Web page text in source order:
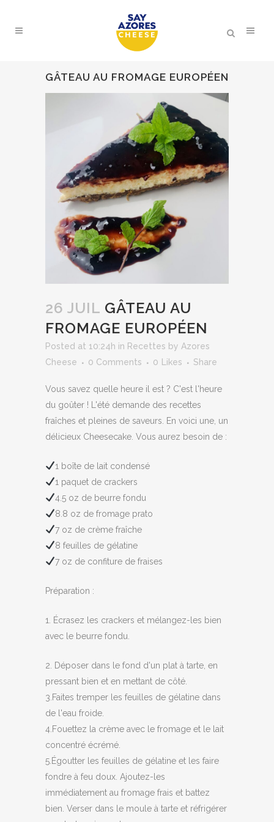
GÂTEAU AU FROMAGE EUROPÉEN
26 JUIL GÂTEAU AU
FROMAGE EUROPÉEN
Posted at 10:24h in Recettes by Azores
Cheese
0 Comments 0 Likes Share
Vous savez quelle heure il est ? C'est l'heure
du goûter ! L'été demande des recettes
fraîches et pleines de saveurs. En voici une, un
délicieux Cheesecake. Vous aurez besoin de :
1 boîte de lait condensé
1 paquet de crackers
4.5 oz de beurre fondu
8.8 oz de fromage prato
7 oz de crème fraîche
8 feuilles de gélatine
7 oz de confiture de fraises
Préparation :
1. Écrasez les crackers et mélangez-les bien
avec le beurre fondu.
2. Déposer dans le fond d'un plat à tarte, en
pressant bien et en mettant de côté.
3.Faites tremper les feuilles de gélatine dans
de l'eau froide.
4.Fouettez la crème avec le fromage et le lait
concentré écrémé.
5.Égoutter les feuilles de gélatine et les faire
fondre à feu doux. Ajoutez-les
immédiatement au fromage frais et battez
bien. Verser dans le moule à tarte et réfrigérer